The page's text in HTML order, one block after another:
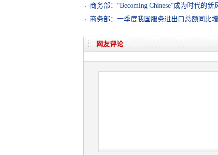
商务部：“Becoming Chinese”成为时代的新
商务部：一季度我国服务进出口总额同比
网友评论